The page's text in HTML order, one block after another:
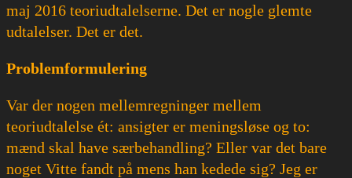
maj 2016 teoriudtalelserne. Det er nogle glemte
udtalelser. Det er det.
Problemformulering
Var der nogen mellemregninger mellem
teoriudtalelse ét: ansigter er meningsløse og to:
mænd skal have særbehandling? Eller var det bare
noget Vitte fandt på mens han kedede sig? Jeg er